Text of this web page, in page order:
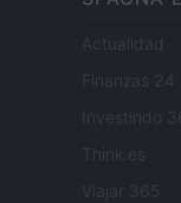
Actualidad
Finanzas 24
Investindo
Think.es
Viajar 365